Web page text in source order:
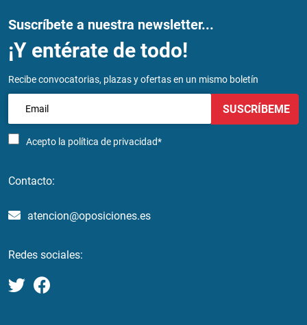
Suscríbete a nuestra newsletter...
¡Y entérate de todo!
Recibe convocatorias, plazas y ofertas en un mismo boletín
Acepto la política de privacidad*
SUSCRÍBEME
Contacto:
atencion@oposiciones.es
Redes sociales: